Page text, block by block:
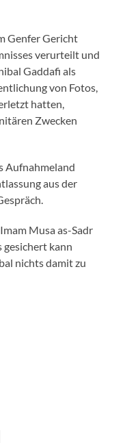
Genfer Gericht
verurteilt und
Gaddafi als
von Fotos,
hatten,
Zwecken
Aufnahmeland
aus der
Musa as-Sadr
gesichert kann
nichts damit zu